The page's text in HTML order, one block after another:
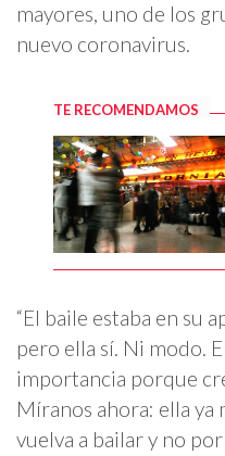
mayores, uno de los
nuevo coronavirus.
TE RECOMENDAMOS
“El baile estaba en su
pero ella sí. Ni modo.
importancia porque
Míranos ahora: ella ya
vuelva a bailar y no